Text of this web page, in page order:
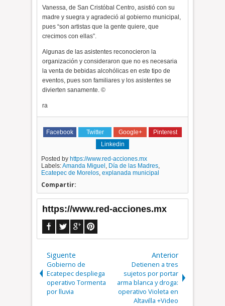
Vanessa, de San Cristóbal Centro, asistió con su
madre y suegra y agradeció al gobierno municipal,
pues “son artistas que la gente quiere, que
crecimos con ellas”.
Algunas de las asistentes reconocieron la
organización y consideraron que no es necesaria
la venta de bebidas alcohólicas en este tipo de
eventos, pues son familiares y los asistentes se
divierten sanamente. ©
ra
Facebook Twitter Google+
Pinterest
Linkedin
Posted by https://www.red-acciones.mx
Labels:Amanda Miguel , Día de las Madres,
Ecatepec de Morelos,explanada municipal
Compartir:
https://www.red-acciones.mx
Siguente
Gobierno de
Ecatepec despliega
operativo Tormenta
por lluvia
Anterior
Detienen a tres
sujetos por portar
arma blanca y droga:
operativo Violeta en
Altavilla +Video